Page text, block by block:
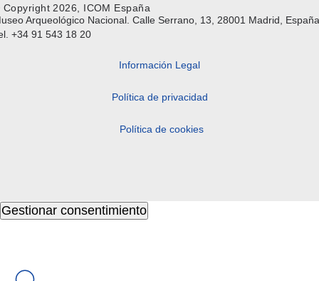
Copyright 2026, ICOM España
Arqueológico Nacional. Calle Serrano, 13, 28001 Madrid,
+34 91 543 18 20
Información Legal
Política de privacidad
Política de cookies
Gestionar consentimiento